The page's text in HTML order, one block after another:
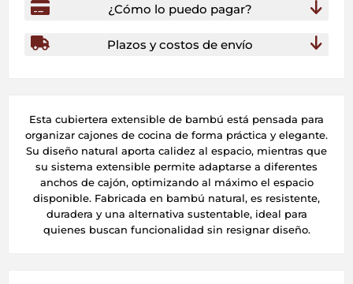
¿Cómo lo puedo pagar?
Plazos y costos de envío
Esta cubiertera extensible de bambú está pensada para
organizar cajones de cocina de forma práctica y elegante.
Su diseño natural aporta calidez al espacio, mientras que
su sistema extensible permite adaptarse a diferentes
anchos de cajón, optimizando al máximo el espacio
disponible. Fabricada en bambú natural, es resistente,
duradera y una alternativa sustentable, ideal para
quienes buscan funcionalidad sin resignar diseño.